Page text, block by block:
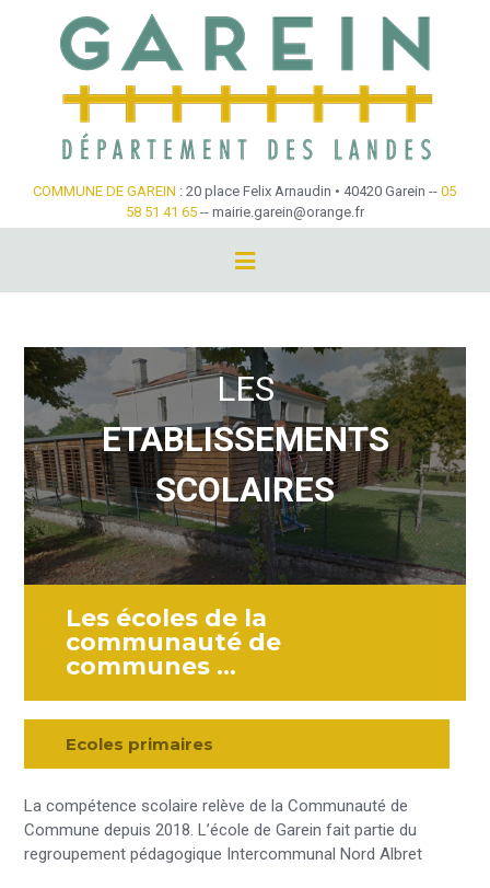
COMMUNE DE GAREIN : 20 place Felix Arnaudin • 40420 Garein -- 05
58 51 41 65 -- mairie.garein@orange.fr
LES
ETABLISSEMENTS
SCOLAIRES
Les écoles de la
communauté de
communes …
Ecoles primaires
La compétence scolaire relève de la Communauté de
Commune depuis 2018. L’école de Garein fait partie du
regroupement pédagogique Intercommunal Nord Albret